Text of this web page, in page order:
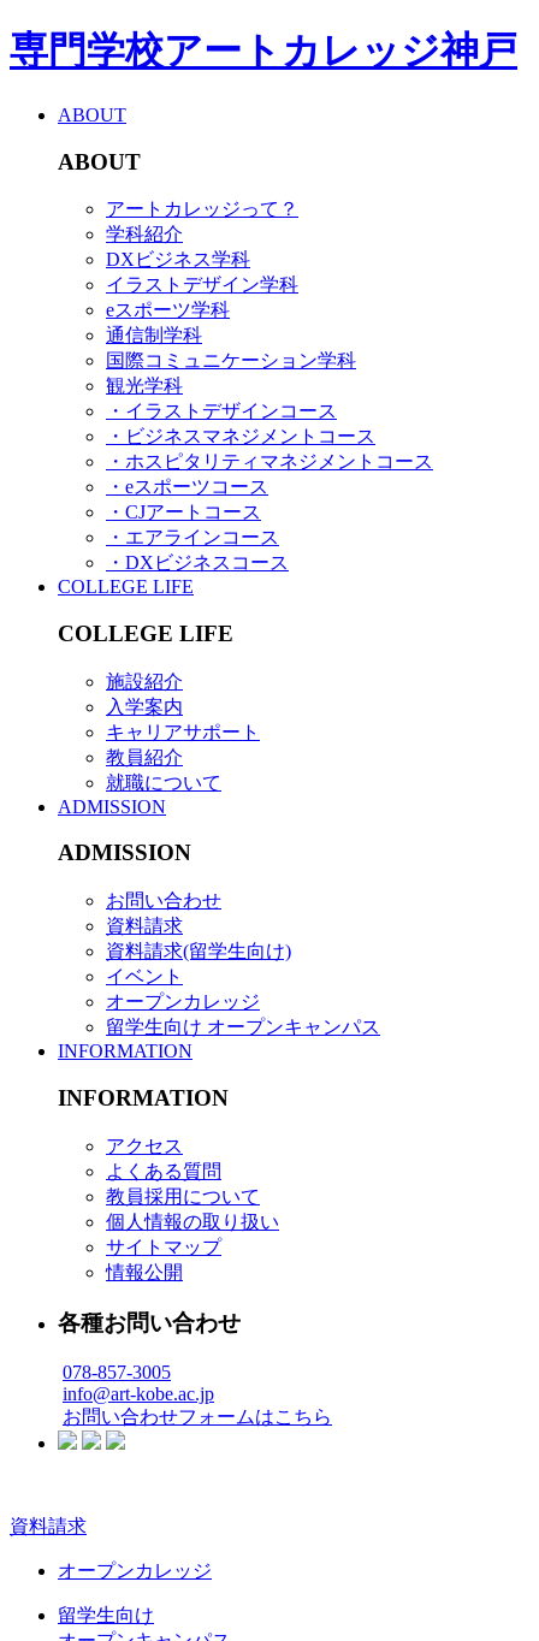
専門学校アートカレッジ神戸
ABOUT
ABOUT
アートカレッジって？
学科紹介
DXビジネス学科
イラストデザイン学科
eスポーツ学科
通信制学科
国際コミュニケーション学科
観光学科
・イラストデザインコース
・ビジネスマネジメントコース
・ホスピタリティマネジメントコース
・eスポーツコース
・CJアートコース
・エアラインコース
・DXビジネスコース
COLLEGE LIFE
COLLEGE LIFE
施設紹介
入学案内
キャリアサポート
教員紹介
就職について
ADMISSION
ADMISSION
お問い合わせ
資料請求
資料請求(留学生向け)
イベント
オープンカレッジ
留学生向け オープンキャンパス
INFORMATION
INFORMATION
アクセス
よくある質問
教員採用について
個人情報の取り扱い
サイトマップ
情報公開
各種お問い合わせ
078-857-3005
info@art-kobe.ac.jp
お問い合わせフォームはこちら
資料請求
オープンカレッジ
留学生向け